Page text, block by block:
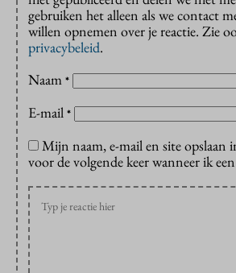
gebruiken het alleen als we contact
willen opnemen over je reactie. Zie
privacybeleid.
Naam *
E-mail *
Mijn naam, e-mail en site opslaan
voor de volgende keer wanneer ik